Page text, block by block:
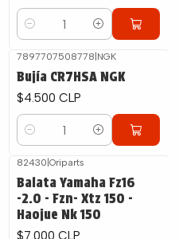
Cantidad
7897707508778 NGK
Bujía CR7HSA NGK
$4.500 CLP
Cantidad
82430 Oriparts
Balata Yamaha Fz16
-2.0 - Fzn- Xtz 150 -
Haojue Nk 150
$7.000 CLP